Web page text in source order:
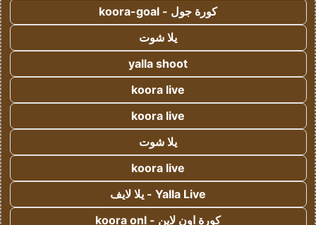
كورة جول - koora-goal
يلا شوت
yalla shoot
koora live
koora live
يلا شوت
koora live
Yalla Live - يلا لايف
كورة اون لاين - koora onl